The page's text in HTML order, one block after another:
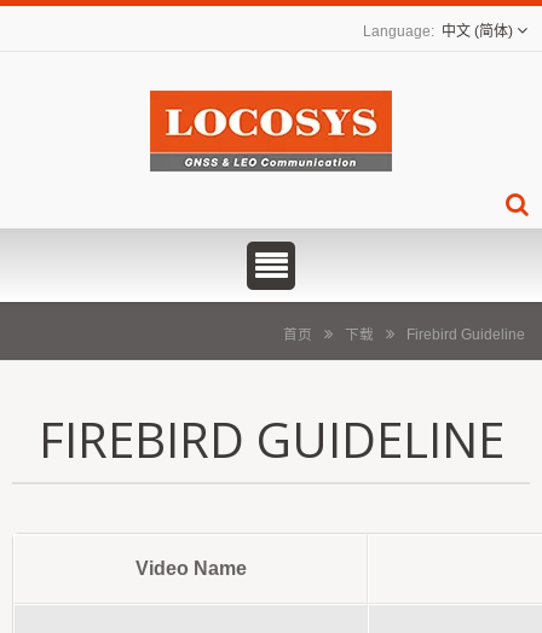
中文 (简体)
首页 下载 Firebird Guideline
FIREBIRD GUIDELINE
Video Name